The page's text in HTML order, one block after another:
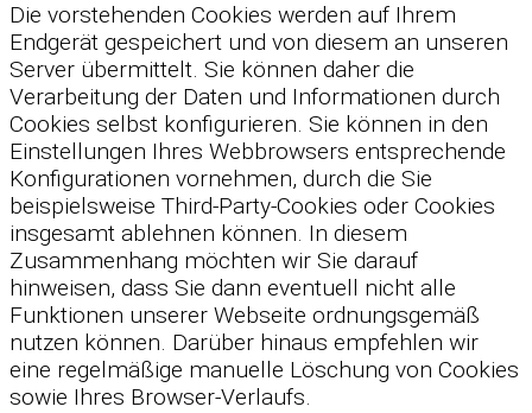
Die vorstehenden Cookies werden auf Ihrem
Endgerät gespeichert und von diesem an unseren
Server übermittelt. Sie können daher die
Verarbeitung der Daten und Informationen durch
Cookies selbst konfigurieren. Sie können in den
Einstellungen Ihres Webbrowsers entsprechende
Konfigurationen vornehmen, durch die Sie
beispielsweise Third-Party-Cookies oder Cookies
insgesamt ablehnen können. In diesem
Zusammenhang möchten wir Sie darauf
hinweisen, dass Sie dann eventuell nicht alle
Funktionen unserer Webseite ordnungsgemäß
nutzen können. Darüber hinaus empfehlen wir
eine regelmäßige manuelle Löschung von Cookies
sowie Ihres Browser-Verlaufs.